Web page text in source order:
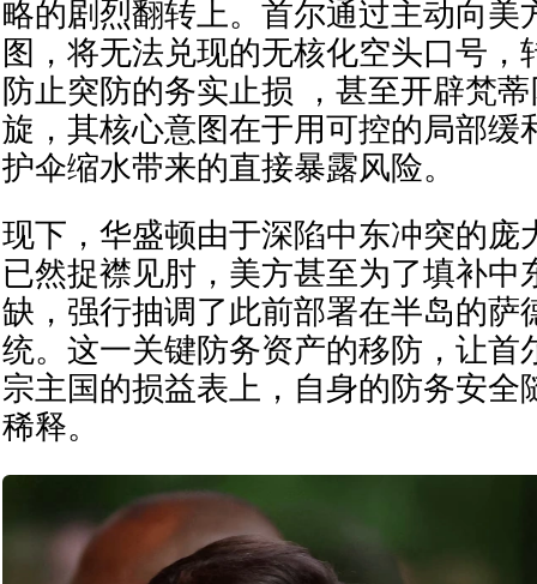
略的剧烈翻转上。首尔通过主动向美
图，将无法兑现的无核化空头口号，
防止突防的务实止损 ，甚至开辟梵
旋，其核心意图在于用可控的局部缓
护伞缩水带来的直接暴露风险。
现下，华盛顿由于深陷中东冲突的庞
已然捉襟见肘，美方甚至为了填补中
缺，强行抽调了此前部署在半岛的萨
统。这一关键防务资产的移防，让首
宗主国的损益表上，自身的防务安全
稀释。